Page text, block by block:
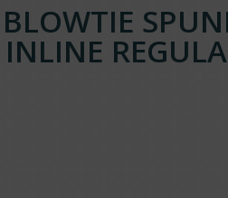
INLINE